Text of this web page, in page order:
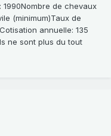
de chevaux
(minimum)Taux de
annuelle: 135
ne sont plus du tout